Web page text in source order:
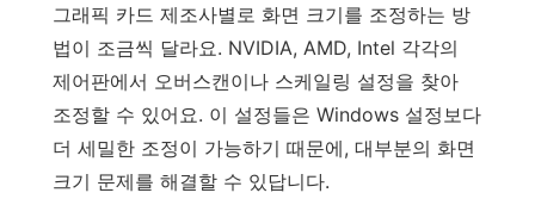
그래픽 카드 제조사별로 화면 크기를 조정하는 방
법이 조금씩 달라요. NVIDIA, AMD, Intel 각각의
제어판에서 오버스캔이나 스케일링 설정을 찾아
조정할 수 있어요. 이 설정들은 Windows 설정보다
더 세밀한 조정이 가능하기 때문에, 대부분의 화면
크기 문제를 해결할 수 있답니다.